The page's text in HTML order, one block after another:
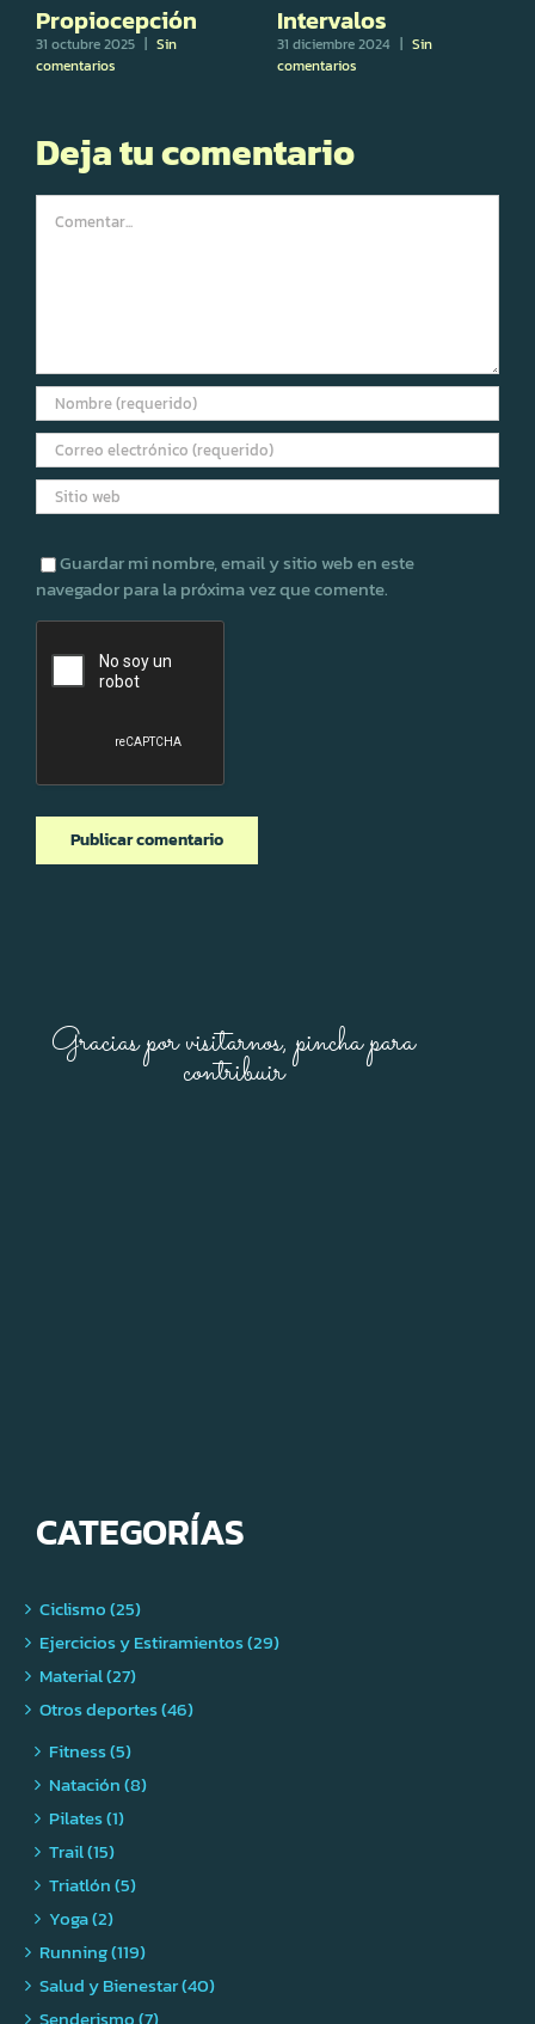
Propiocepción
31 octubre 2025
Sin
comentarios
Intervalos
31 diciembre 2024
Sin
comentarios
Deja tu comentario
Guardar mi nombre, email y sitio web en este
navegador para la próxima vez que comente.
Gracias por visitarnos, pincha para
contribuir
CATEGORÍAS
Ciclismo (25)
Ejercicios y Estiramientos (29)
Material (27)
Otros deportes (46)
Fitness (5)
Natación (8)
Pilates (1)
Trail (15)
Triatlón (5)
Yoga (2)
Running (119)
Salud y Bienestar (40)
Senderismo (7)